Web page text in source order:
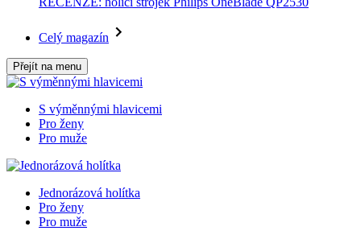
Celý magazín
Přejít na menu
S výměnnými hlavicemi
Pro ženy
Pro muže
Jednorázová holítka
Pro ženy
Pro muže